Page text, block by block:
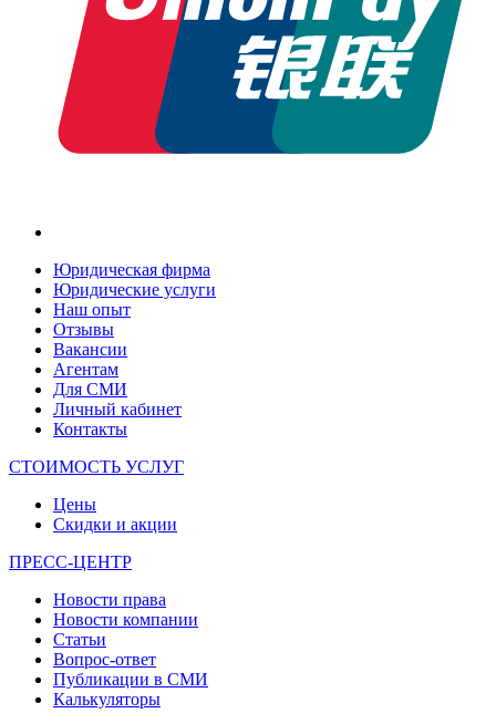
Юридическая фирма
Юридические услуги
Наш опыт
Отзывы
Вакансии
Агентам
Для СМИ
Личный кабинет
Контакты
СТОИМОСТЬ УСЛУГ
Цены
Скидки и акции
ПРЕСС-ЦЕНТР
Новости права
Новости компании
Статьи
Вопрос-ответ
Публикации в СМИ
Калькуляторы